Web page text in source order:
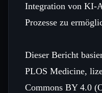
Integration von
Prozesse zu
Dieser Bericht
PLOS Medicine,
Commons BY 4.0